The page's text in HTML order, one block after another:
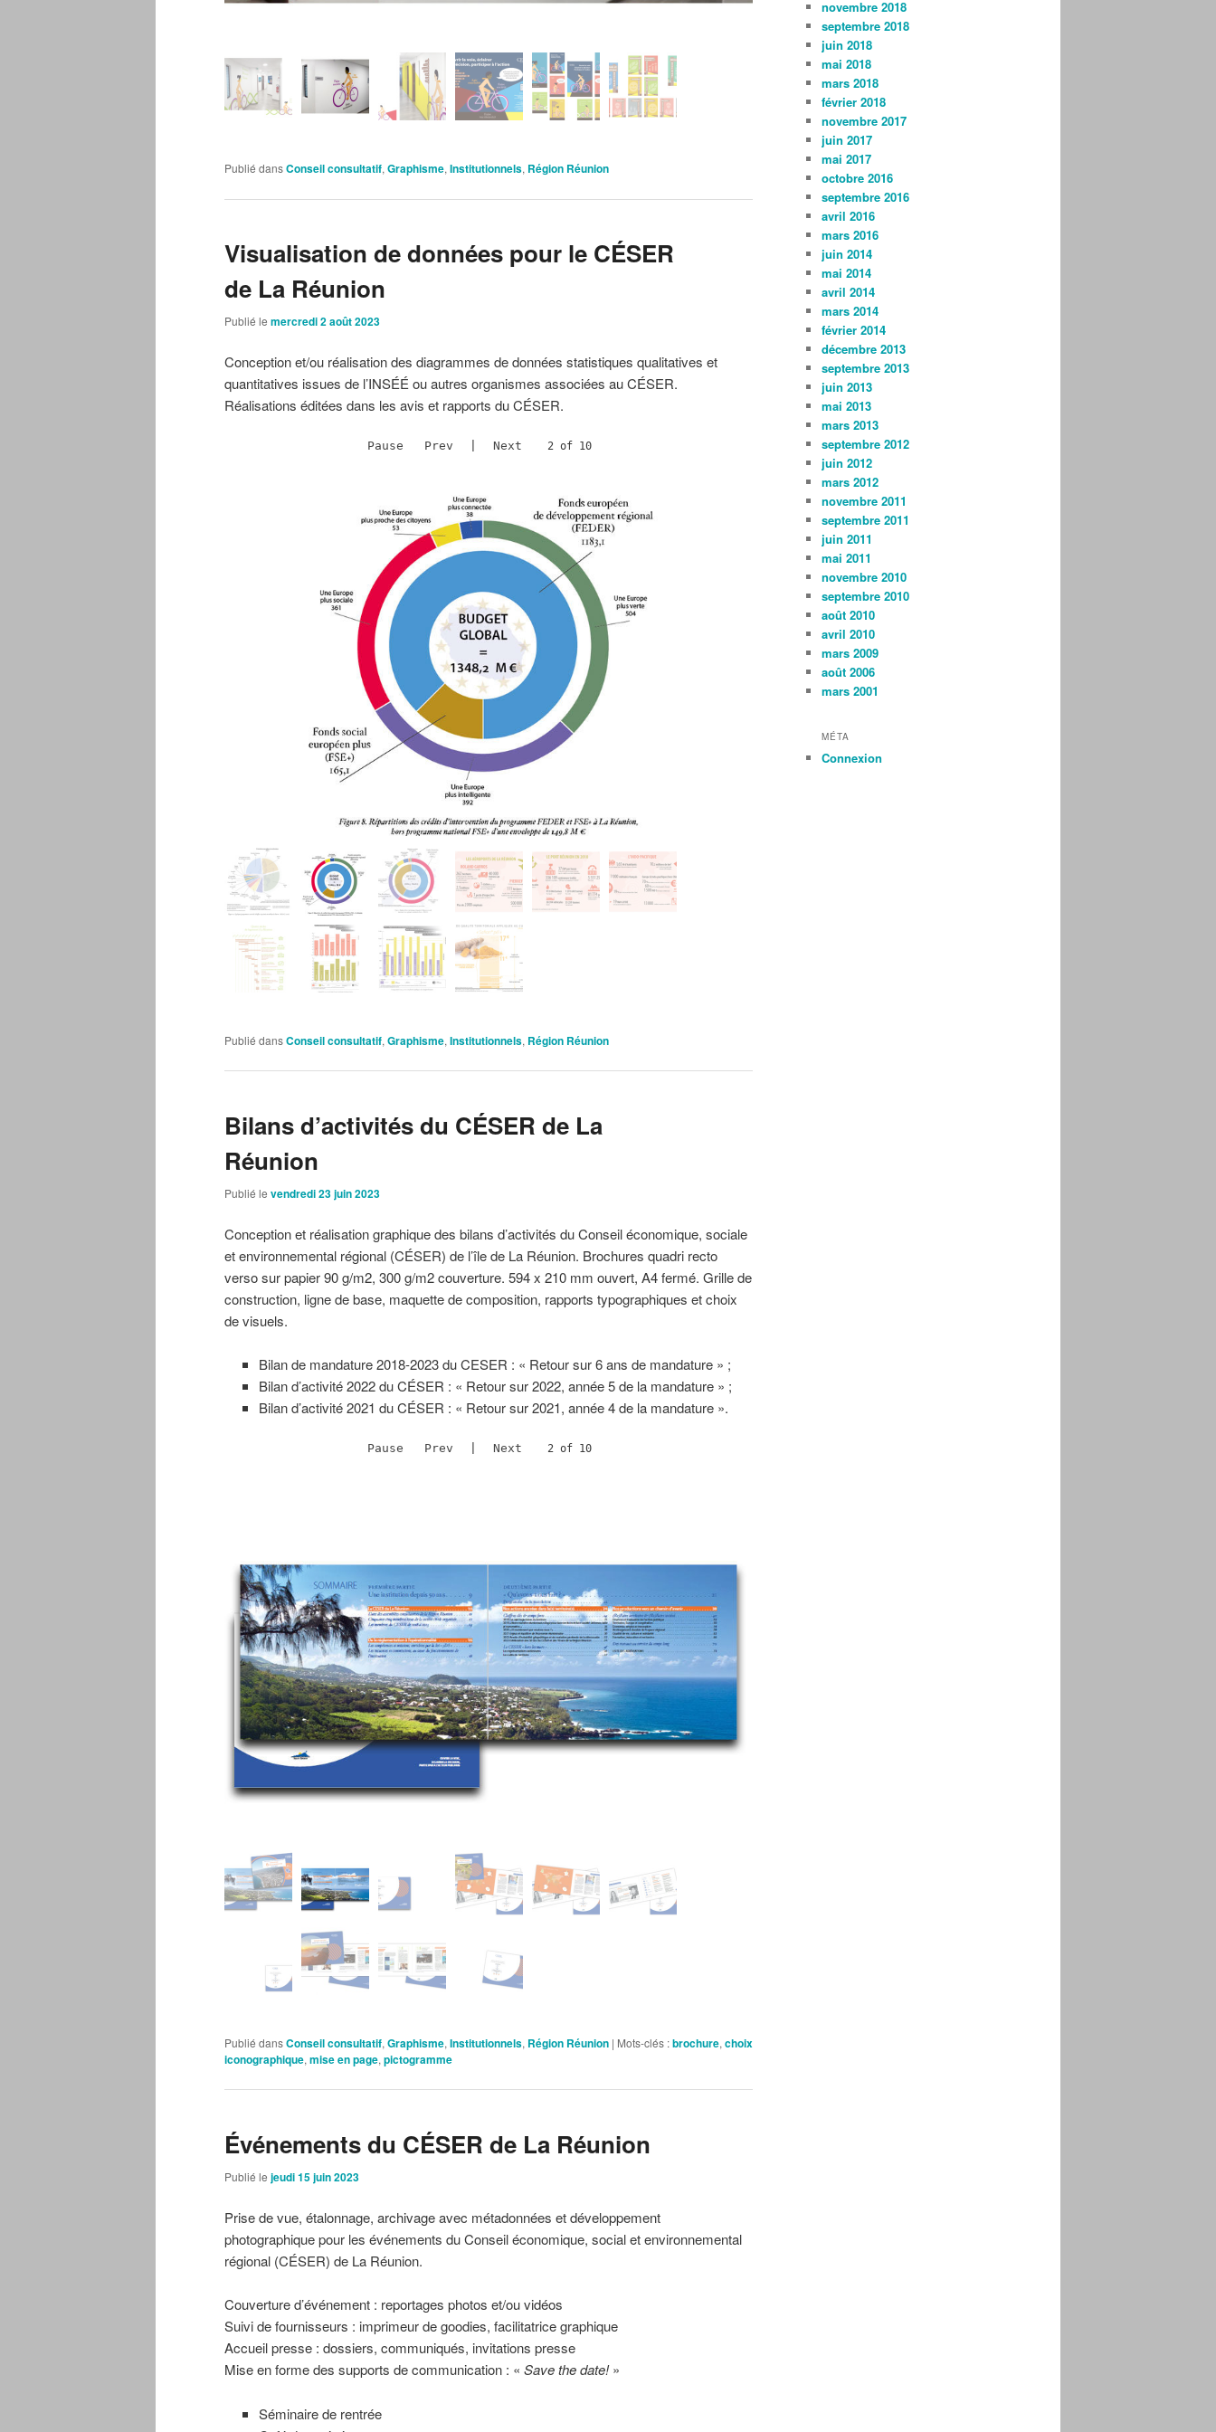
Publié dansConseil consultatif, Graphisme, Institutionnels, Région Réunion
Visualisation de données pour le CÉSER
de La Réunion
Publié le mercredi 2 août 2023
Conception et/ou réalisation des diagrammes de données statistiques qualitatives et
quantitatives issues de l’INSÉÉ ou autres organismes associées au CÉSER.
Réalisations éditées dans les avis et rapports du CÉSER.
Pause Prev Next 2 of 10
Publié dansConseil consultatif, Graphisme, Institutionnels, Région Réunion
Bilans d’activités du CÉSER de La
Réunion
Publié le vendredi 23 juin 2023
Conception et réalisation graphique des bilans d’activités du Conseil économique, sociale
et environnemental régional (CÉSER) de l’île de La Réunion. Brochures quadri recto
verso sur papier 90 g/m2, 300 g/m2 couverture. 594 x 210 mm ouvert, A4 fermé. Grille de
construction, ligne de base, maquette de composition, rapports typographiques et choix
de visuels.
Bilan de mandature 2018-2023 du CESER : « Retour sur 6 ans de mandature » ;
Bilan d’activité 2022 du CÉSER : « Retour sur 2022, année 5 de la mandature » ;
Bilan d’activité 2021 du CÉSER : « Retour sur 2021, année 4 de la mandature ».
Pause Prev Next 2 of 10
Publié dansConseil consultatif, Graphisme, Institutionnels, Région Réunion | Mots-clés :brochure, choix
iconographique, mise en page, pictogramme
Événements du CÉSER de La Réunion
Publié le jeudi 15 juin 2023
Prise de vue, étalonnage, archivage avec métadonnées et développement
photographique pour les événements du Conseil économique, social et environnemental
régional (CÉSER) de La Réunion.
Couverture d’événement : reportages photos et/ou vidéos
Suivi de fournisseurs : imprimeur de goodies, facilitatrice graphique
Accueil presse : dossiers, communiqués, invitations presse
Mise en forme des supports de communication : « Save the date!»
Séminaire de rentrée
novembre 2018
septembre 2018
juin 2018
mai 2018
mars 2018
février 2018
novembre 2017
juin 2017
mai 2017
octobre 2016
septembre 2016
avril 2016
mars 2016
juin 2014
mai 2014
avril 2014
mars 2014
février 2014
décembre 2013
septembre 2013
juin 2013
mai 2013
mars 2013
septembre 2012
juin 2012
mars 2012
novembre 2011
septembre 2011
juin 2011
mai 2011
novembre 2010
septembre 2010
août 2010
avril 2010
mars 2009
août 2006
mars 2001
MÉTA
Connexion